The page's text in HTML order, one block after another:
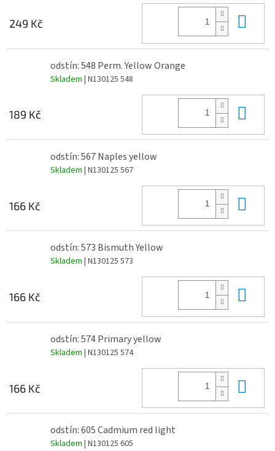
249 Kč
odstín: 548 Perm. Yellow Orange
Skladem | N130125 548
189 Kč
odstín: 567 Naples yellow
Skladem | N130125 567
166 Kč
odstín: 573 Bismuth Yellow
Skladem | N130125 573
166 Kč
odstín: 574 Primary yellow
Skladem | N130125 574
166 Kč
odstín: 605 Cadmium red light
Skladem | N130125 605